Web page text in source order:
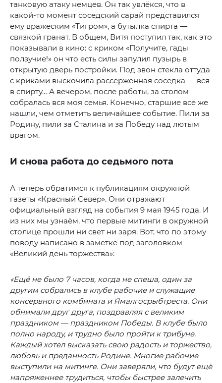
танковую атаку немцев. Он так увлёкся, что в
какой-то момент соседский сарай представился
ему вражеским «Тигром», а бутылка спирта —
связкой гранат. В общем, Витя поступил так, как это
показывали в кино: с криком «Получите, гады
ползучие!» он что есть силы запулил пузырь в
открытую дверь постройки. Под звон стекла оттуда
с криками выскочила рассерженная соседка — вся
в спирту… А вечером, после работы, за столом
собралась вся моя семья. Конечно, старшие всё же
нашли, чем отметить величайшее событие. Пили за
Родину, пили за Сталина и за Победу над лютым
врагом.
И снова работа до седьмого пота
А теперь обратимся к публикациям окружной
газеты «Красный Север». Они отражают
официальный взгляд на события 9 мая 1945 года. И
из них мы узнаём, что первые митинги в окружной
столице прошли ни свет ни заря. Вот, что по этому
поводу написано в заметке под заголовком
«Великий день торжества»:
«Ещё не было 7 часов, когда не спеша, один за
другим собрались в клубе рабочие и служащие
консервного комбината и Ямалгосрыбтреста. Они
обнимали друг друга, поздравляя с великим
праздником — праздником Победы. В клубе было
полно народу, и трудно было пройти к трибуне.
Каждый хотел высказать свою радость и торжество,
любовь и преданность Родине. Многие рабочие
выступили на митинге. Они заверяли, что будут ещё
напряженнее трудиться, чтобы быстрее залечить